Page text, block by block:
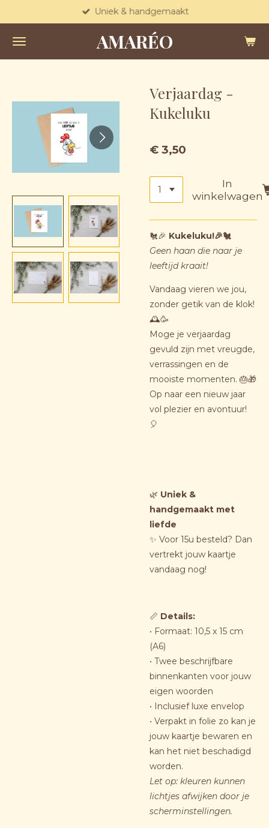
naar
de
AMARÉO
Uniek & handgemaakt
Verjaardag -
Kukeluku
€ 3,50
In
winkelwagen
🐔🎉 Kukeluku!🎉🐔
Geen haan die naar je
leeftijd kraait!
Vandaag vieren we jou,
zonder getik van de klok!
🕰️🥳
Moge je verjaardag
gevuld zijn met vreugde,
verrassingen en de
mooiste momenten. 🎂🎁
Op naar een nieuw jaar
vol plezier en avontuur!
🎈
🌿 Uniek &
handgemaakt met
liefde
✨ Voor 15u besteld? Dan
vertrekt jouw kaartje
vandaag nog!
📏 Details:
• Formaat: 10,5 x 15 cm
(A6)
• Twee beschrijfbare
binnenkanten voor jouw
eigen woorden
• Inclusief luxe envelop
• Verpakt in folie zo kan je
jouw kaartje bewaren en
kan het niet beschadigd
worden.
Let op: kleuren kunnen
lichtjes afwijken door je
scherminstellingen.